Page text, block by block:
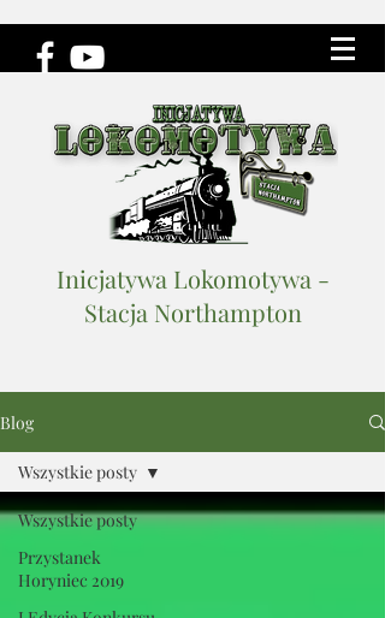
Inicjatywa Lokomotywa -
Stacja Northampton
Blog
Wszystkie posty
Przystanek
Horyniec 2019
Wszystkie posty